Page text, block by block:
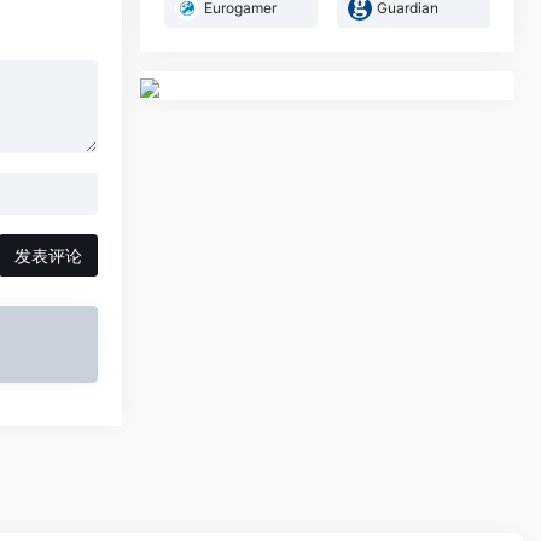
发表评论
Eurogamer Guardian